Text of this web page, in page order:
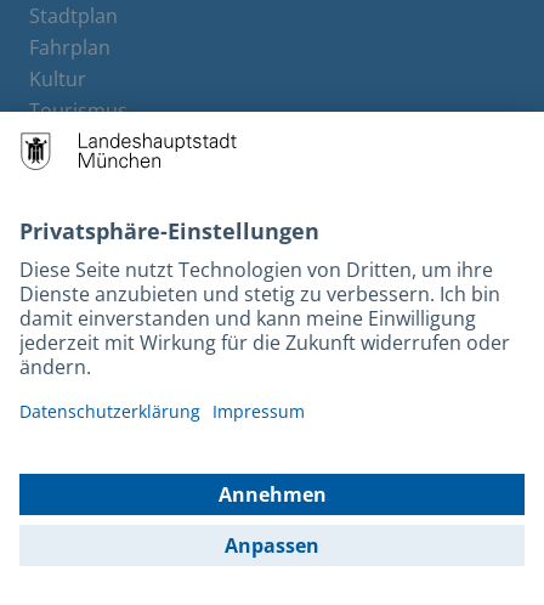
Stadtplan
Fahrplan
Kultur
Tourismus
M-Strom
Bürgerservice
Kontakt
Barrierefreiheit
Leichte Sprache
Gebärdensprache
Kontakt